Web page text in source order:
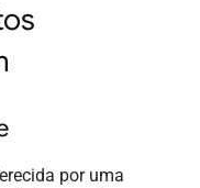
por uma